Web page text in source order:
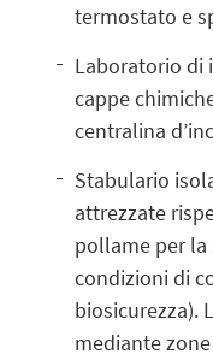
termostato e
Laboratorio di
cappe
centralina
Stabulario
attrezzate
pollame per la
condizioni di
biosicurezza).
mediante